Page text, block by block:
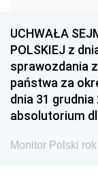
1939
1936
UCHWAŁA
POLSKIEJ z
sprawozdania
państwa za
dnia 31
absolutorium
Monitor Polski